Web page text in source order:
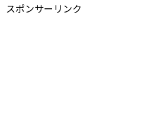
スポンサーリンク